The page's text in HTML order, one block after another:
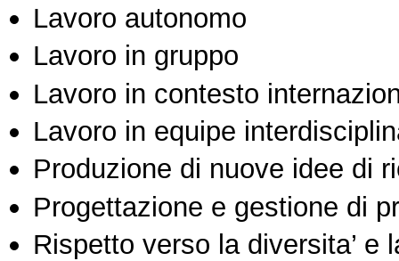
Lavoro autonomo
Lavoro in gruppo
Lavoro in contesto
Lavoro in equipe
Produzione di nuove idee di
Progettazione e gestione di
Rispetto verso la diversita’ e